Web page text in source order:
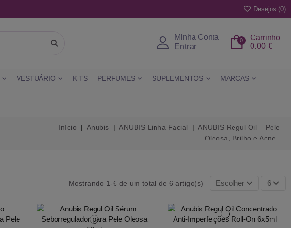
Desejos (0)
Minha Conta
Entrar
Carrinho
0
0.00 €
VESTUÁRIO KITS PERFUMES SUPLEMENTOS MARCAS
Início Anubis ANUBIS Linha Facial
ANUBIS Regul Oil – Pele
Oleosa, Brilho e Acne
Mostrando 1-6 de um total de 6 artigo(s) Escolher 6